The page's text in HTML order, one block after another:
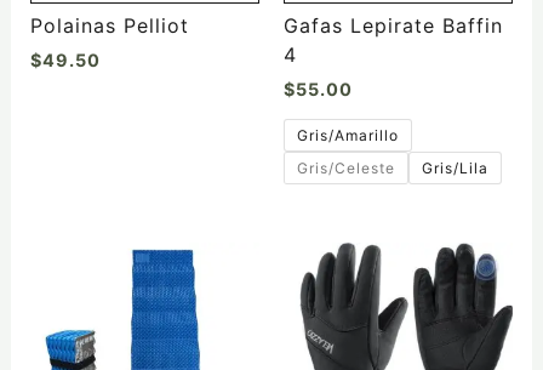
Polainas Pelliot
$49.50
la
página
producto
Gafas Lepirate Baffin
4
$55.00
Gris/Amarillo
Gris/Celeste
Gris/Lila